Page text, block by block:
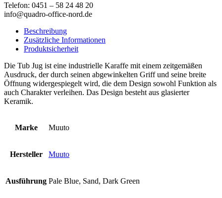
Telefon: 0451 – 58 24 48 20
info@quadro-office-nord.de
Beschreibung
Zusätzliche Informationen
Produktsicherheit
Die Tub Jug ist eine industrielle Karaffe mit einem zeitgemäßen
Ausdruck, der durch seinen abgewinkelten Griff und seine breite
Öffnung widergespiegelt wird, die dem Design sowohl Funktion als
auch Charakter verleihen. Das Design besteht aus glasierter
Keramik.
Marke Muuto
Hersteller Muuto
Ausführung Pale Blue, Sand, Dark Green